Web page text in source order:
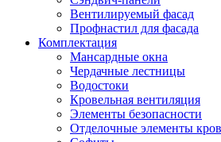
Вентилируемый фасад
Профнастил для фасада
Комплектация
Мансардные окна
Чердачные лестницы
Водостоки
Кровельная вентиляция
Элементы безопасности
Отделочные элементы